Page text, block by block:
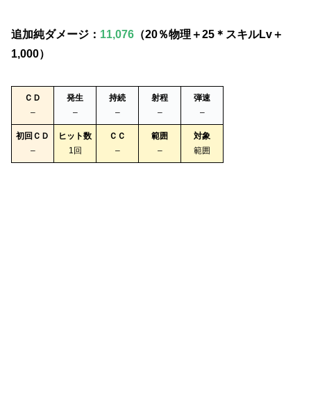
追加純ダメージ： 11,076 （20％物理＋25＊スキルLv＋
1,000）
ＣＤ
–
発生
–
持続
–
射程
–
弾速
–
初回ＣＤ
–
ヒット数
1回
ＣＣ
–
範囲
–
対象
範囲